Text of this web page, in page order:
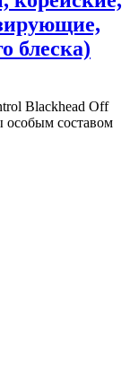
блеска)
Blackhead Off
особым составом